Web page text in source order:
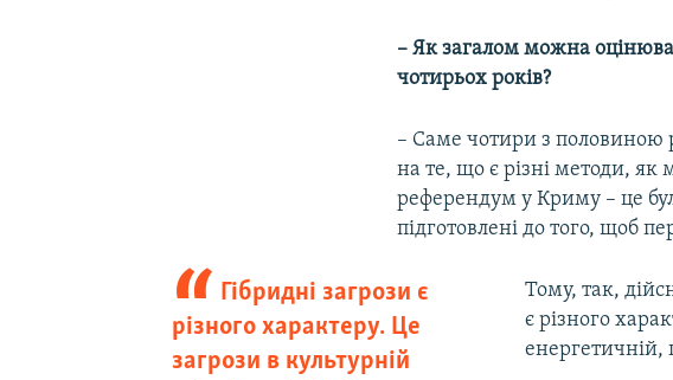
– Як загалом можна
чотирьох років?
– Саме чотири з половиною
на те, що є різні методи, як
референдум у Криму – це
підготовлені до того, щоб
Гібридні загрози є
різного характеру. Це
загрози в культурній
Тому, так,
є різного
енергетичній,